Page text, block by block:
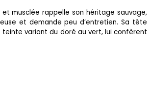
musclée rappelle son héritage sauvage,
et demande peu d’entretien. Sa tête
teinte variant du doré au vert, lui confèrent